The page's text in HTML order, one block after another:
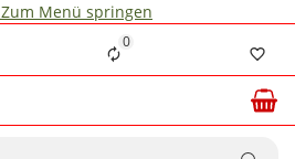
Zum Menü springen
0